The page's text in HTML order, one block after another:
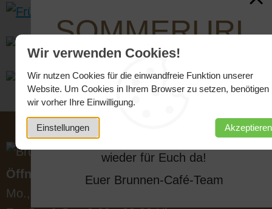
Wir verwenden Cookies!
Wir nutzen Cookies für die einwandfreie Funktion unserer
Website. Um Cookies in Ihrem Browser zu setzen, benötigen
wir vorher Ihre Einwilligung.
Einstellungen Akzeptieren
SOMMERURL
AUB!
Liebe Gäste,
wir haben Sommerurlaub vom24.08. -
31.08.2026
und sind erst am 02.09.
wieder für Euch da!
Euer Brunnen-Café-Team
Öffnungszeiten
Mo., Mi. & Do.: 9.00 - 21.00 Uhr